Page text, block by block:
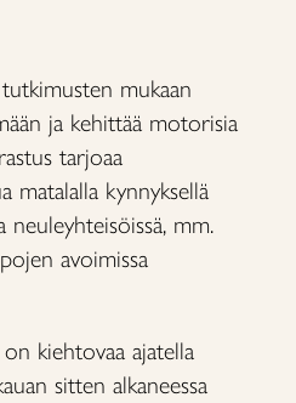
mukaan
ja kehittää motorisia
tarjoaa
matalalla kynnyksellä
neuleyhteisöissä, mm.
avoimissa
kiehtovaa ajatella
sitten alkaneessa